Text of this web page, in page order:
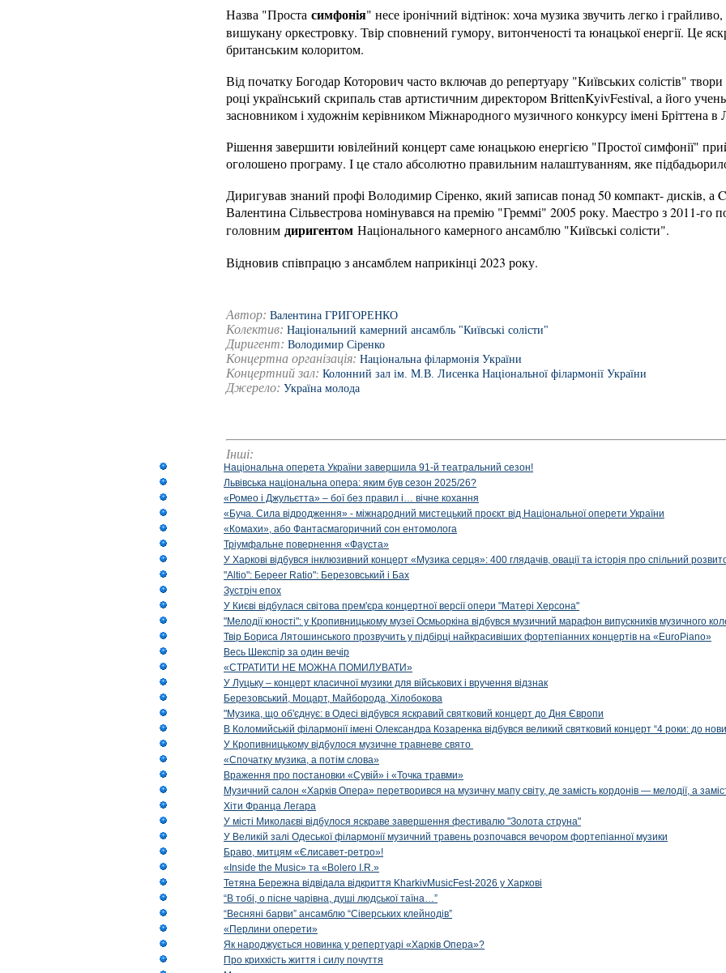
Назва "Проста симфонія" несе іронічний відтінок: хоча музика звучить легко і
вишукану оркестровку. Твір сповнений гумору, витонченості та юнацької енергії. Це
британським колоритом.
Від початку Богодар Которович часто включав до репертуару "Київських солістів"
році український скрипаль став артистичним директором BrittenKyivFestival, а його
засновником і художнім керівником Міжнародного музичного конкурсу імені Бріттена в
Рішення завершити ювілейний концерт саме юнацькою енергією "Простої симфонії"
оголошено програму. І це стало абсолютно правильним налаштуванням, яке
Диригував знаний профі Володимир Сіренко, який записав понад 50 компакт- дисків, а
Валентина Сільвестрова номінувався на премію "Греммі" 2005 року. Маестро з 2011-го
головним диригентом Національного камерного ансамблю "Київські солісти".
Відновив співпрацю з ансамблем наприкінці 2023 року.
Автор: Валентина ГРИГОРЕНКО
Колектив: Національний камерний ансамбль "Київські солісти"
Диригент: Володимир Сіренко
Концертна організація: Національна філармонія України
Концертний зал: Колонний зал ім. М.В. Лисенка Національної філармонії України
Джерело: Україна молода
Інші:
Національна оперета України завершила 91-й театральний сезон!
Львівська національна опера: яким був сезон 2025/26?
«Ромео і Джульєтта» – бої без правил і… вічне кохання
«Буча. Сила відродження» - міжнародний мистецький проєкт від Національної оперети України
«Комахи», або Фантасмагоричний сон ентомолога
Тріумфальне повернення «Фауста»
У Харкові відбувся інклюзивний концерт «Музика серця»: 400 глядачів, овації та історія про спільний
"Altio": Береer Ratio": Березовський і Бах
Зустріч епох
У Києві відбулася світова прем'єра концертної версії опери "Матері Херсона"
"Мелодії юності": у Кропивницькому музеї Осмьоркіна відбувся музичний марафон випускників музичного
Твір Бориса Лятошинського прозвучить у підбірці найкрасивіших фортепіанних концертів на «EuroPiano»
Весь Шекспір за один вечір
«СТРАТИТИ НЕ МОЖНА ПОМИЛУВАТИ»
У Луцьку – концерт класичної музики для військових і вручення відзнак
Березовський, Моцарт, Майборода, Хілобокова
"Музика, що об'єднує: в Одесі відбувся яскравий святковий концерт до Дня Європи
В Коломийській філармонії імені Олександра Козаренка відбувся великий святковий концерт “4 роки: до
У Кропивницькому відбулося музичне травневе свято
«Спочатку музика, а потім слова»
Враження про постановки «Сувій» і «Точка травми»
Музичний салон «Харків Опера» перетворився на музичну мапу світу, де замість кордонів — мелодії, а
Хіти Франца Легара
У місті Миколаєві відбулося яскраве завершення фестивалю "Золота струна"
У Великій залі Одеської філармонії музичний травень розпочався вечором фортепіанної музики
Браво, митцям «Єлисавет-ретро»!
«Inside the Music» та «Bolero I.R.»
Тетяна Бережна відвідала відкриття KharkivMusicFest-2026 у Харкові
“В тобі, о пісне чарівна, душі людської таїна…”
“Весняні барви” ансамблю “Сіверських клейнодів”
«Перлини оперети»
Як народжується новинка у репертуарі «Харків Опера»?
Про крихкість життя і силу почуття